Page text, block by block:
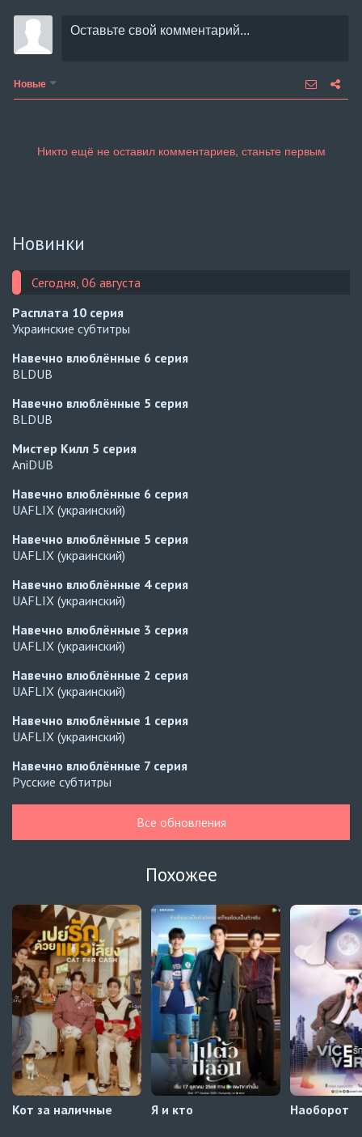
Новые
Новинки
Сегодня, 06 августа
Расплата 10 серия
Украинские субтитры
Навечно влюблённые 6 серия
BLDUB
Навечно влюблённые 5 серия
BLDUB
Мистер Килл 5 серия
AniDUB
Навечно влюблённые 6 серия
UAFLIX (украинский)
Навечно влюблённые 5 серия
UAFLIX (украинский)
Навечно влюблённые 4 серия
UAFLIX (украинский)
Навечно влюблённые 3 серия
UAFLIX (украинский)
Навечно влюблённые 2 серия
UAFLIX (украинский)
Навечно влюблённые 1 серия
UAFLIX (украинский)
Навечно влюблённые 7 серия
Русские субтитры
Автосабы (украинский)
Зантис, скучаю по тебе7 серия
Автосабы русские / украинские
Край горизонта7 серия
Украинские субтитры
Все обновления
Похожее
Кот за наличные Я и кто Наоборот